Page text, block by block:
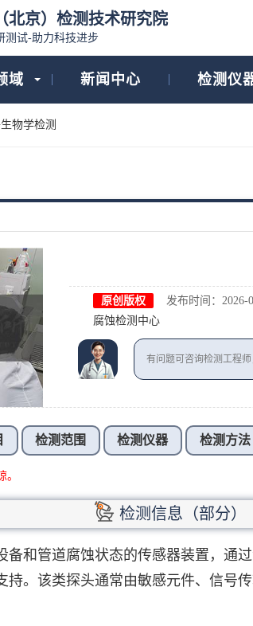
北京）检测技术研究院
测试-助力科技进步
域 新闻中心 检测仪
物学检测
原创版权 发布时间：2026-
腐蚀检测中心
有问题可咨询检测工程
检测范围 检测仪器 检测方法
检测信息（部分）
备和管道腐蚀状态的传感器装置，通
持。该类探头通常由敏感元件、信号